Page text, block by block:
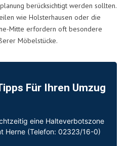
berücksichtigt werden sollten.
wie Holsterhausen oder die
Mitte erfordern oft besondere
Möbelstücke.
Für Ihren Umzug
eine Halteverbotszone
Herne (Telefon: 02323/16-0)